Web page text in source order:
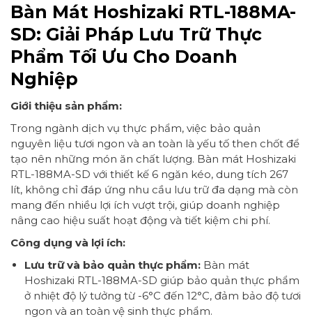
Bàn Mát Hoshizaki RTL-188MA-
SD: Giải Pháp Lưu Trữ Thực
Phẩm Tối Ưu Cho Doanh
Nghiệp
Giới thiệu sản phẩm:
Trong ngành dịch vụ thực phẩm, việc bảo quản
nguyên liệu tươi ngon và an toàn là yếu tố then chốt để
tạo nên những món ăn chất lượng. Bàn mát Hoshizaki
RTL-188MA-SD với thiết kế 6 ngăn kéo, dung tích 267
lít, không chỉ đáp ứng nhu cầu lưu trữ đa dạng mà còn
mang đến nhiều lợi ích vượt trội, giúp doanh nghiệp
nâng cao hiệu suất hoạt động và tiết kiệm chi phí.
Công dụng và lợi ích:
Lưu trữ và bảo quản thực phẩm:Bàn mát
Hoshizaki RTL-188MA-SD giúp bảo quản thực phẩm
ở nhiệt độ lý tưởng từ -6°C đến 12°C, đảm bảo độ tươi
ngon và an toàn vệ sinh thực phẩm.